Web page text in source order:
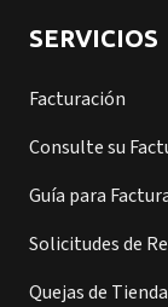
SERVICIOS
Facturación
Consulte su
Guía para
Solicitudes de
Quejas de